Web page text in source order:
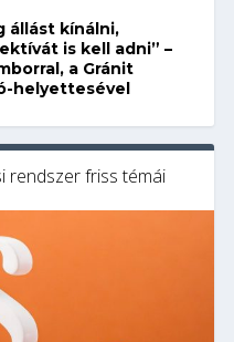
állást kínálni,
is kell adni” –
a Gránit
helyettesével
rendszer friss témái